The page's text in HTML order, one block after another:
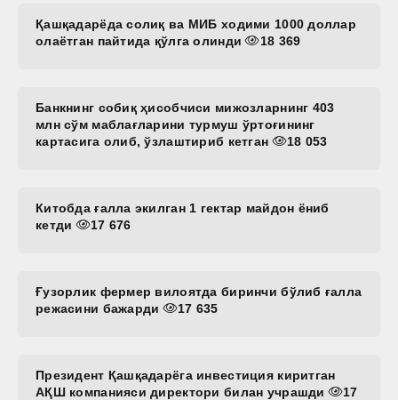
Қашқадарёда солиқ ва МИБ ходими 1000 доллар
олаётган пайтида қўлга олинди
18 369
Банкнинг собиқ ҳисобчиси мижозларнинг 403
млн сўм маблағларини турмуш ўртоғининг
картасига олиб, ўзлаштириб кетган
18 053
Китобда ғалла экилган 1 гектар майдон ёниб
кетди
17 676
Ғузорлик фермер вилоятда биринчи бўлиб ғалла
режасини бажарди
17 635
Президент Қашқадарёга инвестиция киритган
АҚШ компанияси директори билан учрашди
17